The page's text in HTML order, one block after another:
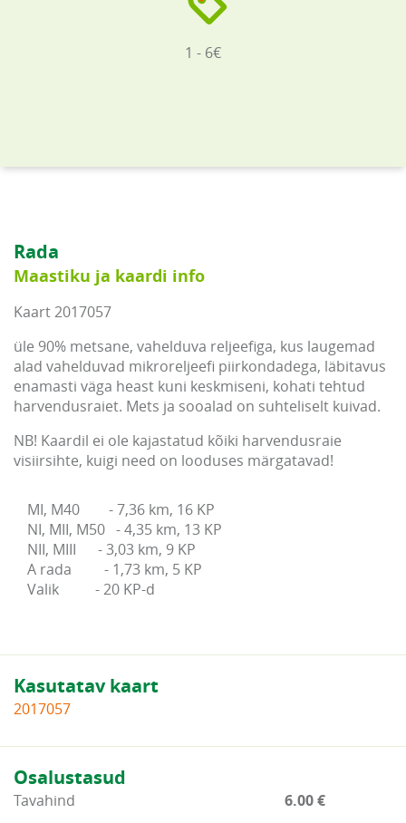
1 - 6€
Rada
Maastiku ja kaardi info
Kaart 2017057
üle 90% metsane, vahelduva reljeefiga, kus laugemad
alad vahelduvad mikroreljeefi piirkondadega, läbitavus
enamasti väga heast kuni keskmiseni, kohati tehtud
harvendusraiet. Mets ja sooalad on suhteliselt kuivad.
NB! Kaardil ei ole kajastatud kõiki harvendusraie
visiirsihte, kuigi need on looduses märgatavad!
MI, M40        - 7,36 km, 16 KP
NI, MII, M50   - 4,35 km, 13 KP
NII, MIII      - 3,03 km, 9 KP
A rada         - 1,73 km, 5 KP
Valik          - 20 KP-d
Kasutatav kaart
2017057
Osalustasud
Tavahind
6.00 €